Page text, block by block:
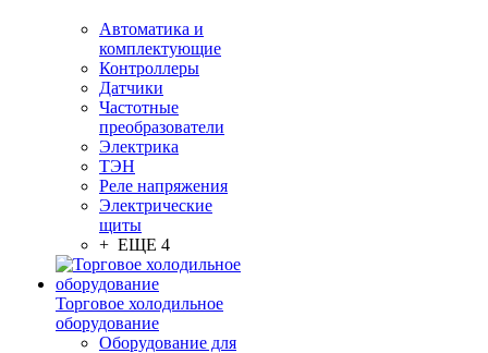
Автоматика и
комплектующие
Контроллеры
Датчики
Частотные
преобразователи
Электрика
ТЭН
Реле напряжения
Электрические
щиты
+ ЕЩЕ 4
Торговое холодильное
оборудование
Оборудование для